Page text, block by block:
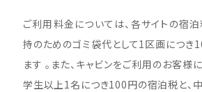
ご利用料金については、各サイトの宿
持のためのゴミ袋代として1区画につき
ます 。また、キャビンをご利用のお客様
学生以上1名につき100円の宿泊税と、